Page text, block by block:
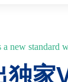
a new standard
家